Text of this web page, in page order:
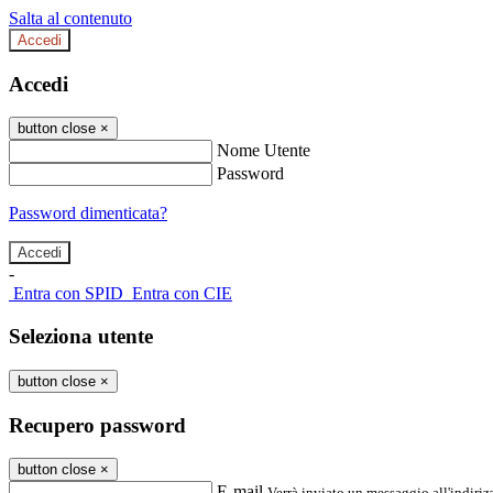
Salta al contenuto
Accedi
Accedi
button close ×
Nome Utente
Password
Password dimenticata?
-
Entra con SPID Entra con CIE
Seleziona utente
button close ×
Recupero password
button close ×